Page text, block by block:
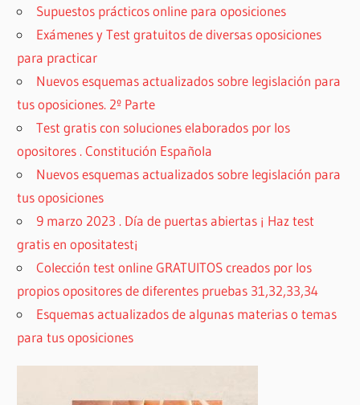
Supuestos prácticos online para oposiciones
Exámenes y Test gratuitos de diversas oposiciones
para practicar
Nuevos esquemas actualizados sobre legislación para
tus oposiciones. 2º Parte
Test gratis con soluciones elaborados por los
opositores . Constitución Española
Nuevos esquemas actualizados sobre legislación para
tus oposiciones
9 marzo 2023 . Día de puertas abiertas ¡ Haz test
gratis en opositatest¡
Colección test online GRATUITOS creados por los
propios opositores de diferentes pruebas 31,32,33,34
Esquemas actualizados de algunas materias o temas
para tus oposiciones